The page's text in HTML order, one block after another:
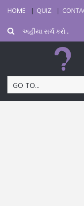
HOME QUIZ
GO TO...